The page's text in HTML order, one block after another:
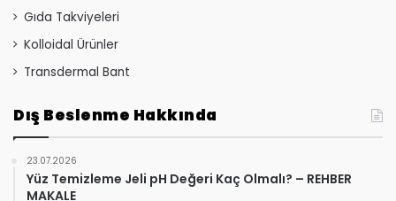
Gıda Takviyeleri
Kolloidal Ürünler
Transdermal Bant
Dış Beslenme Hakkında
23.07.2026
Yüz Temizleme Jeli pH Değeri Kaç Olmalı? – REHBER
MAKALE